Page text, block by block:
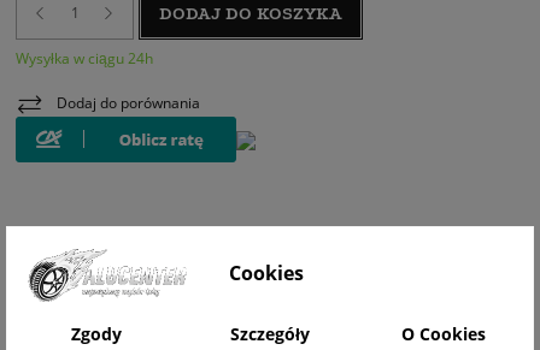
DODAJ DO KOSZYKA
Wysyłka w ciągu 24h
Dodaj do porównania
WIZUALIZACJA NA AUCIE
Cookies
Zgody Szczegóły O Cookies